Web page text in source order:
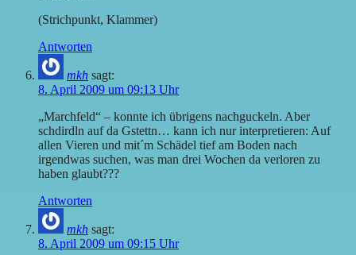
(Strichpunkt, Klammer)
Antworten
mkh sagt:
8. April 2009 um 09:13 Uhr
„Marchfeld“ – konnte ich übrigens nachguckeln. Aber
schdirdln auf da Gstettn… kann ich nur interpretieren: Auf
allen Vieren und mit´m Schädel tief am Boden nach
irgendwas suchen, was man drei Wochen da verloren zu
haben glaubt???
Antworten
mkh sagt:
8. April 2009 um 09:15 Uhr